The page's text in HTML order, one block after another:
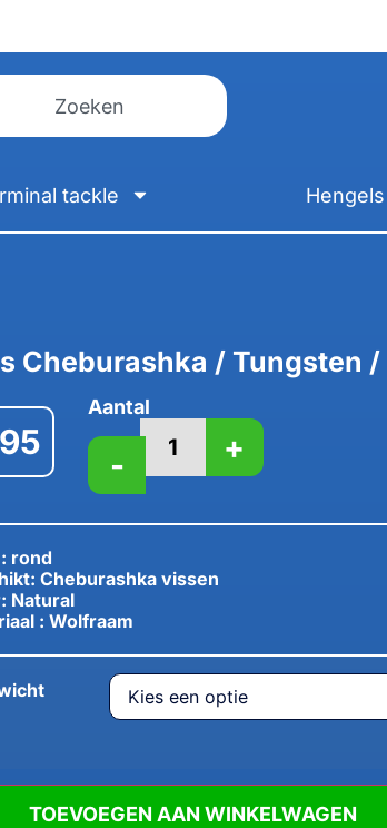
tackle Hengels
Cheburashka / Tungsten
Aantal
- +
rond
Cheburashka vissen
Natural
: Wolfraam
TOEVOEGEN AAN WINKELWAGEN